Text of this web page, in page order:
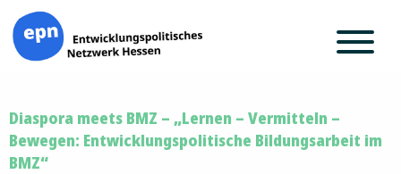
Inhalt
springen
Diaspora meets BMZ – „Lernen – Vermitteln –
Bewegen: Entwicklungspolitische Bildungsarbeit im
BMZ“